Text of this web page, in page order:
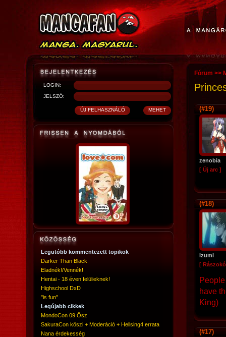
LOGIN:
JELSZÓ:
Legutóbb kommentezett topikok
Darker Than Black
Eladnék!/Vennék!
Hentai - 18 éven felülieknek!
Highschool DxD
"is fun"
Legújabb cikkek
MondoCon 09 Ősz
SakuraCon köszi + Moderáció + Hellsing4 errata
Nana érdekesség
Fórum >>
(#19)
zenobia
[ Új arc ]
(#18)
Izumi
[
have
King)
(#17)